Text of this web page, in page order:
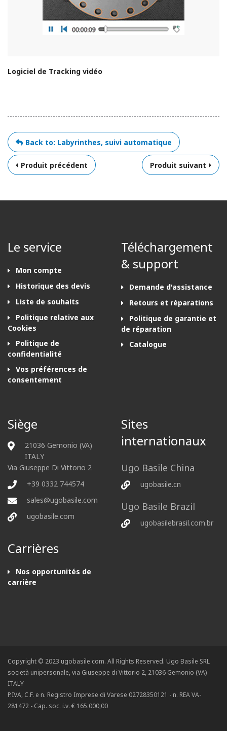
Logiciel de Tracking vidéo
Back to: Labyrinthes, suivi automatique
Produit suivant
Produit précédent
Le service
Mon compte
Historique des devis
Liste de souhaits
Politique relative aux
Cookies
Politique de
confidentialité
Vos préférences de
consentement
Téléchargement
& support
Demande d'assistance
Retours et réparations
Politique de garantie et
de réparation
Catalogue
Siège
21036 Gemonio (VA)
ITALY
Via Giuseppe Di Vittorio 2
+39 0332 744574
sales@ugobasile.com
ugobasile.com
Carrières
Nos opportunités de
carrière
Sites
internationaux
Ugo Basile China
ugobasile.cn
Ugo Basile Brazil
ugobasilebrasil.com.br
Copyright © 2023 ugobasile.com. All Rights Reserved. Ugo Basile SRL
società unipersonale, via Giuseppe di Vittorio 2, 21036 Gemonio (VA)
ITALY
P.IVA, C.F. e n. Registro Imprese di Varese 02728350121 - n. REA VA-
281472 - Cap. soc. i.v. € 165.000,00